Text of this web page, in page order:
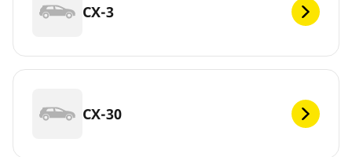
CX-3
CX-30